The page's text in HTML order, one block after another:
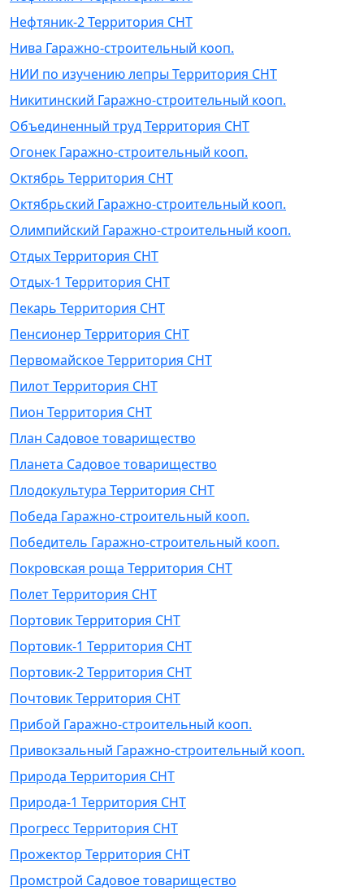
Нефтяник-2 Территория СНТ
Нива Гаражно-строительный кооп.
НИИ по изучению лепры Территория СНТ
Никитинский Гаражно-строительный кооп.
Объединенный труд Территория СНТ
Огонек Гаражно-строительный кооп.
Октябрь Территория СНТ
Октябрьский Гаражно-строительный кооп.
Олимпийский Гаражно-строительный кооп.
Отдых Территория СНТ
Отдых-1 Территория СНТ
Пекарь Территория СНТ
Пенсионер Территория СНТ
Первомайское Территория СНТ
Пилот Территория СНТ
Пион Территория СНТ
План Садовое товарищество
Планета Садовое товарищество
Плодокультура Территория СНТ
Победа Гаражно-строительный кооп.
Победитель Гаражно-строительный кооп.
Покровская роща Территория СНТ
Полет Территория СНТ
Портовик Территория СНТ
Портовик-1 Территория СНТ
Портовик-2 Территория СНТ
Почтовик Территория СНТ
Прибой Гаражно-строительный кооп.
Привокзальный Гаражно-строительный кооп.
Природа Территория СНТ
Природа-1 Территория СНТ
Прогресс Территория СНТ
Прожектор Территория СНТ
Промстрой Садовое товарищество